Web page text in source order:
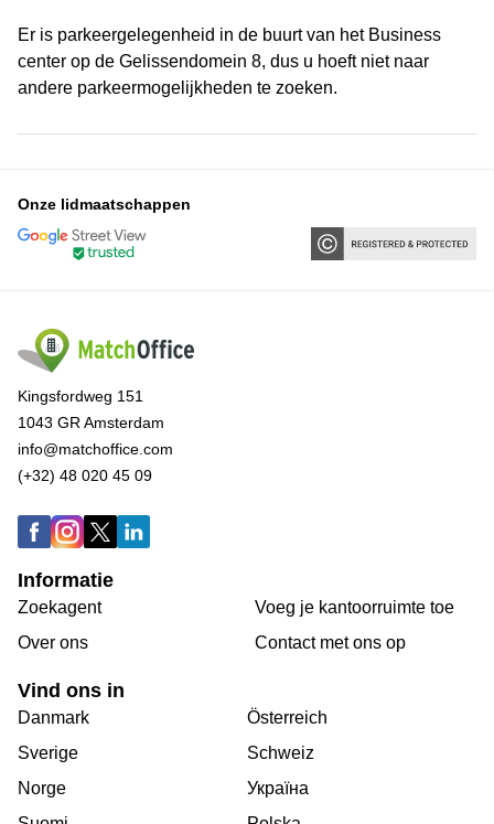
Er is parkeergelegenheid in de buurt van het Business
center op de Gelissendomein 8, dus u hoeft niet naar
andere parkeermogelijkheden te zoeken.
Onze lidmaatschappen
Kingsfordweg 151
1043 GR Amsterdam
info@matchoffice.com
(+32) 48 020 45 09
Informatie
Zoekagent
Over ons
Voeg je kantoorruimte toe
Сontact met ons op
Vind ons in
Danmark
Sverige
Norge
Österreich
Schweiz
Україна